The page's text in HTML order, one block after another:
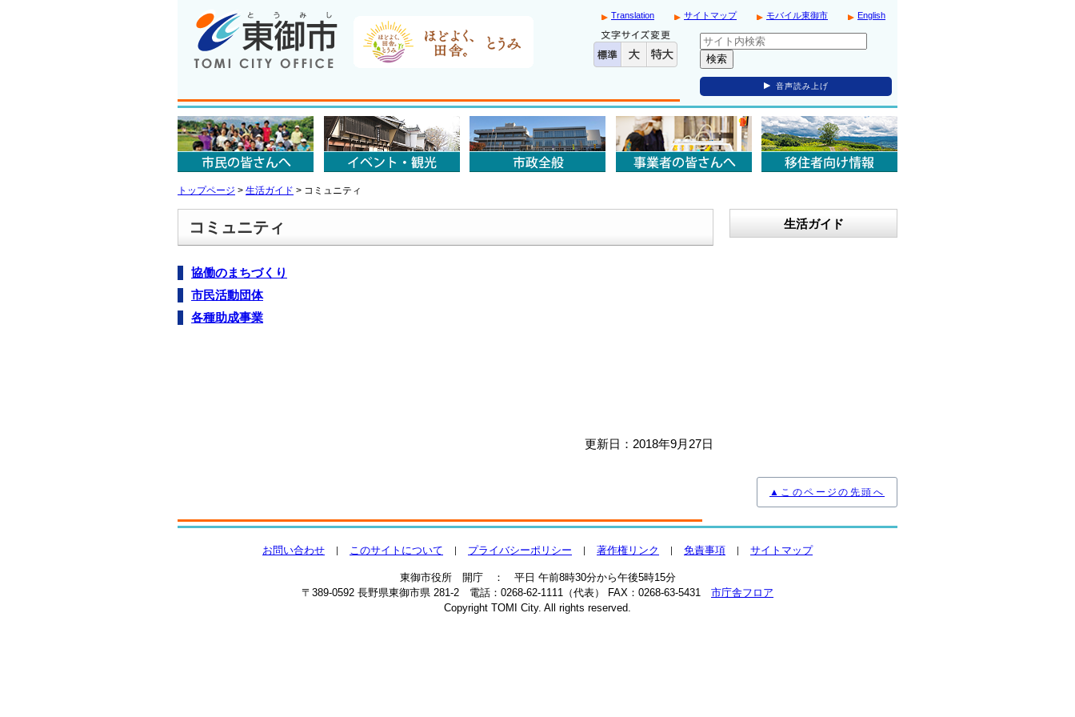
English
モバイル東御市
サイトマップ
Translation
音声読み上げ
トップページ > 生活ガイド > コミュニティ
コミュニティ
協働のまちづくり
市民活動団体
各種助成事業
更新日：2018年9月27日
生活ガイド
▲このページの先頭へ
お問い合わせ このサイトについて プライバシーポリシー 著作権リンク 免責事項 サイトマップ
東御市役所 開庁 ： 平日 午前8時30分から午後5時15分
〒389-0592 長野県東御市県 281-2 電話：0268-62-1111（代表） FAX：0268-63-5431 市庁舎フロア
Copyright TOMI City. All rights reserved.